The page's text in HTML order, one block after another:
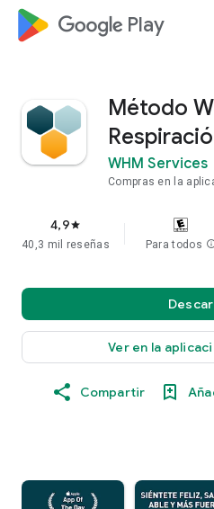
google_logo Play
Método
WHM Services
Compras en la
4,9star
40,3 mil reseñas Para todos
Ver en la
Compartir